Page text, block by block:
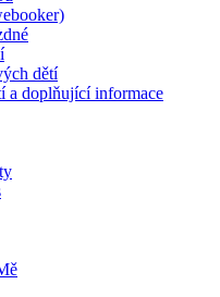
dětí
a doplňující informace